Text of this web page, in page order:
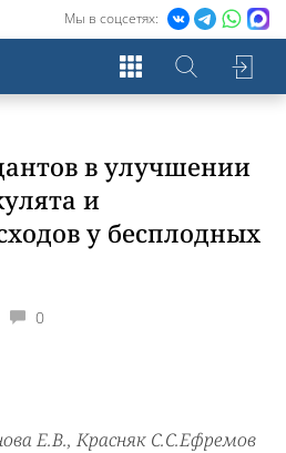
Мы в соцсетях:
в улучшении
и
у бесплодных
0
Е.В., Красняк С.С.Ефремов